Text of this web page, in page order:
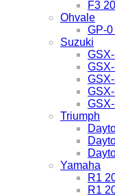
F3
Ohvale
GP-
Suzuki
Triumph
Yamaha
R1
R1